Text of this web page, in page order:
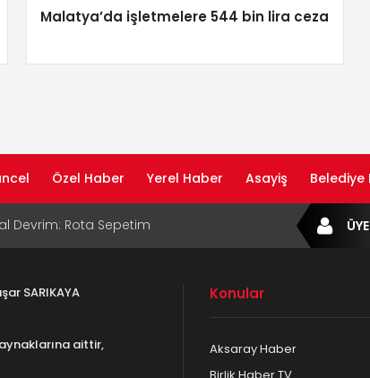
Malatya’da işletmelere 544 bin lira ceza
Özel Haber Yerel Haber Asayiş
Devrim: Rota Sepetim
ile Google ve Yapay Zeka
SARIKAYA
aittir,
Konular
Aksaray Haber